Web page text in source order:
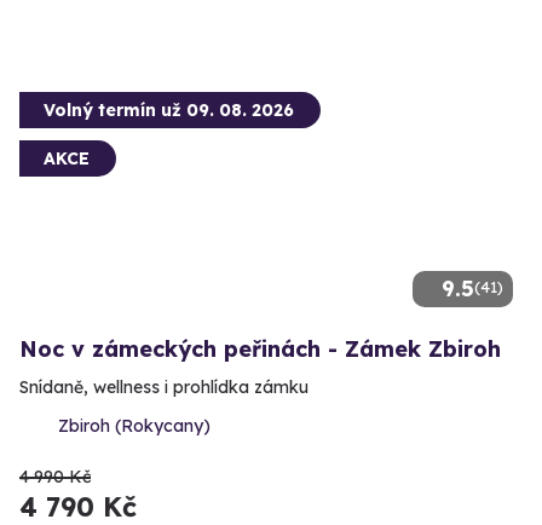
9.5(41)
Volný termín už 09. 08. 2026
AKCE
Noc v zámeckých peřinách - Zámek Zbiroh
Snídaně, wellness i prohlídka zámku
Zbiroh (Rokycany)
4 990 Kč
4 790 Kč